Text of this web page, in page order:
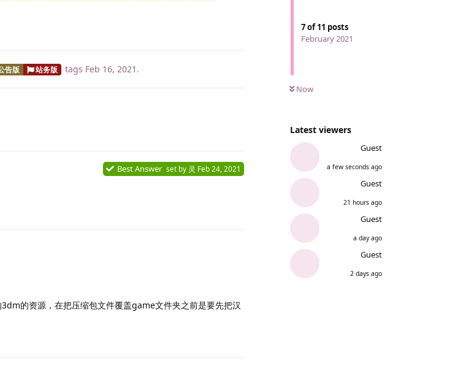
7of11 posts
February 2021
Now
Latest viewers
Guest
a few seconds ago
Guest
21 hours ago
Guest
a day ago
Guest
2 days ago
告版 站务版 tags Feb 16, 2021 .
Best Answer set by 灵 Feb 24, 2021
的资源，在把压缩包文件覆盖game文件夹之前是要先把汉